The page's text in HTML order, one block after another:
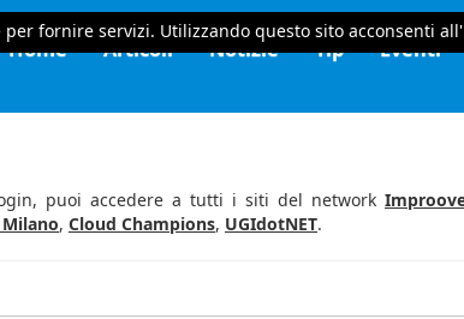
per fornire servizi. Utilizzando questo sito acconsenti
Home Articoli Notizie Tip Eventi
puoi accedere a tutti i siti del network
, Cloud Champions, UGIdotNET.